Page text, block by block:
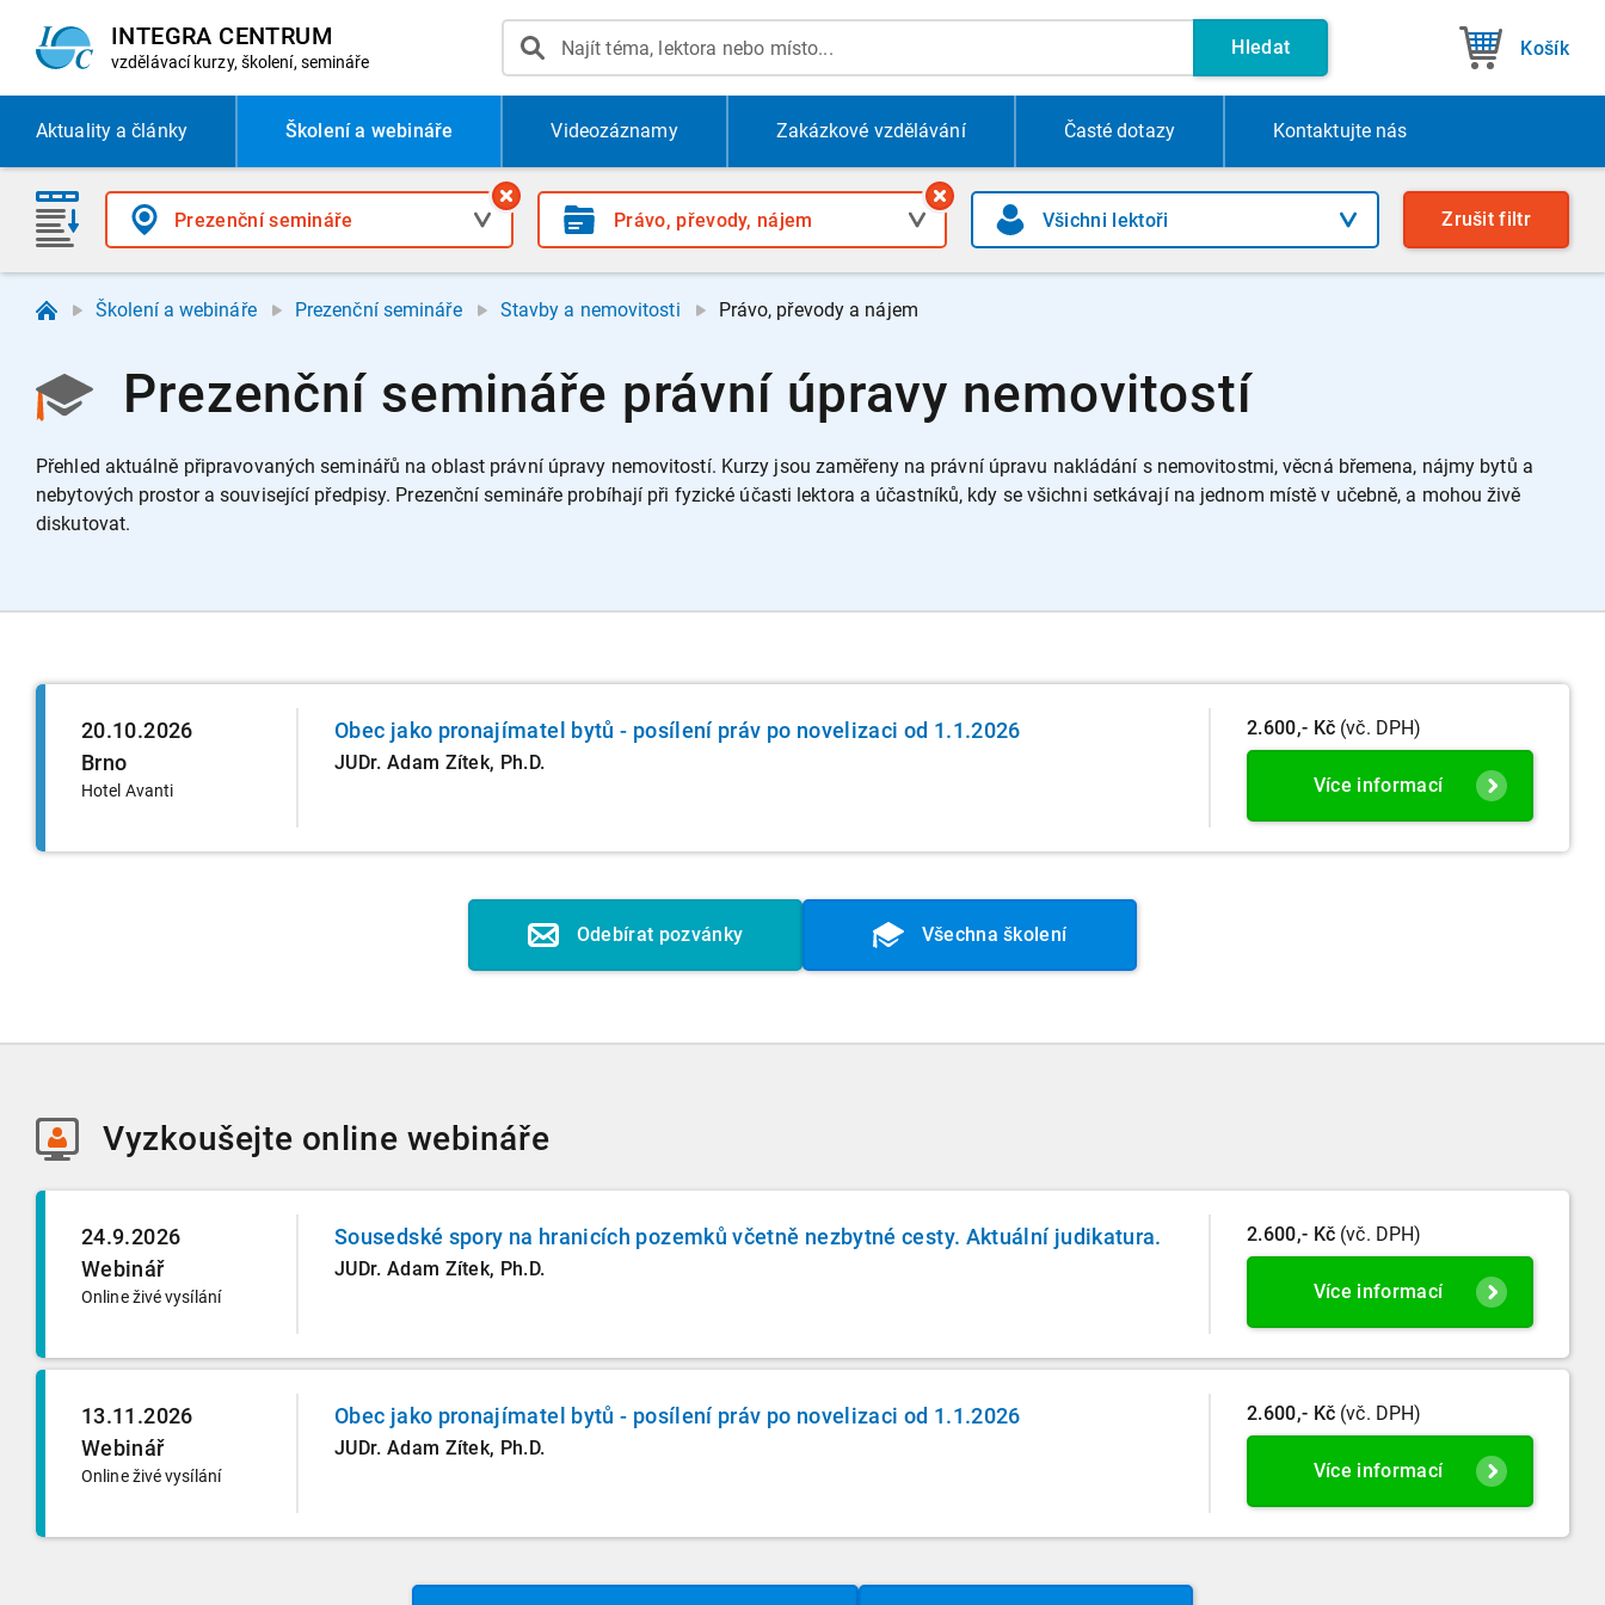
INTEGRA CENTRUM
vzdělávací kurzy, školení, semináře
Hledat Košík
Aktualitya články Školení a webináře Videozáznamy Zakázkové vzdělávání Časté dotazy Kontaktujte nás
Zrušit filtr
Školení a webináře Prezenční semináře Stavby a nemovitosti Právo, převody a nájem
Prezenční semináře právní úpravy nemovitostí
Přehled aktuálně připravovaných seminářů na oblast právní úpravy nemovitostí. Kurzy jsou zaměřeny na právní úpravu nakládání s nemovitostmi, věcná břemena, nájmy bytů a
nebytových prostor a související předpisy. Prezenční semináře probíhají při fyzické účasti lektora a účastníků, kdy se všichni setkávají na jednom místě v učebně, a mohou živě
diskutovat.
20.10.2026
Brno
Hotel Avanti
Obec jako pronajímatel bytů - posílení práv po novelizaci od 1.1.2026
JUDr. Adam Zítek, Ph.D.
2.600,- Kč (vč. DPH)
Více informací
Odebírat pozvánky Všechna školení
Vyzkoušejte online webináře
24.9.2026
Webinář
Online živé vysílání
Sousedské spory na hranicích pozemků včetně nezbytné cesty. Aktuální judikatura.
JUDr. Adam Zítek, Ph.D.
2.600,- Kč (vč. DPH)
Více informací
13.11.2026
Webinář
Online živé vysílání
Obec jako pronajímatel bytů - posílení práv po novelizaci od 1.1.2026
JUDr. Adam Zítek, Ph.D.
2.600,- Kč (vč. DPH)
Více informací